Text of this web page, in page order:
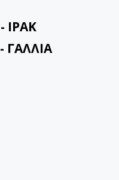
ΙΡΑΚ
ΓΑΛΛΙΑ